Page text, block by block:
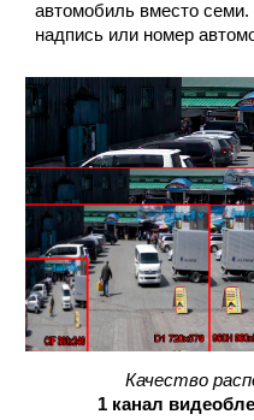
автомобиль вместо
надпись или номер
Качество
1 канал